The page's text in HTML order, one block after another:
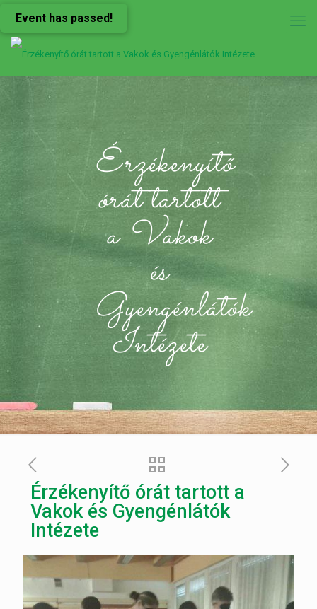
Event has passed!
Érzékenyítő
órát tartott
a Vakok
és
Gyengénlátók
Intézete
Érzékenyítő órát tartott a
Vakok és Gyengénlátók
Intézete